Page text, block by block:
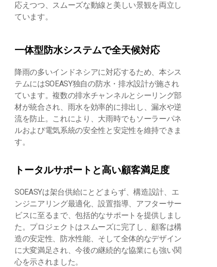
応えつつ、スムーズな動線と美しい景観を両立し
ています。
一体型防水システムで全天候対応
降雨の多いインドネシアに対応するため、本シス
テムにはSOEASY独自の防水・排水設計が施され
ています。複数の排水チャンネルとシーリング部
材が統合され、雨水を効率的に排出し、漏水や逆
流を防止。これにより、大雨時でもソーラーパネ
ルおよび電気系統の安全性と安定性を維持できま
す。
トータルサポートと高い顧客満足度
SOEASYは架台供給にとどまらず、構造設計、エ
ンジニアリング最適化、設置指導、アフターサー
ビスに至るまで、包括的なサポートを提供しまし
た。プロジェクトはスムーズに完了し、顧客は構
造の安定性、防水性能、そして全体的なデザイン
に大変満足され、今後の継続的な協業にも強い関
心を示されました。